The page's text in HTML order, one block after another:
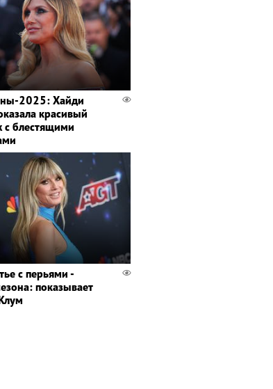
2025: Хайди
красивый
с блестящими
с перьями -
показывает